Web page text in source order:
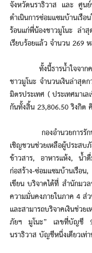
จังหวัดนราธิวาส และ ศูน
ดำเนินการซ่อมแซมบ้านเรื
ร้อนแก่พี่น้องชาวมูโนะ ล่
เรียบร้อยแล้ว จำนวน 269
ทั้งนี้ธารน้ำใจจากคนไ
ชาวมูโนะ จำนวนเงินล่าสุ
มิตรประเทศ ( ประเทศมาเ
กันทั้งสิ้น 23,806.50 ริงกิต
กองอำนวยการรักษา
เชิญชวนช่วยเหลือผู้ประส
ข้าวสาร, อาหารแห้ง, น้ำ
ก่อสร้าง-ซ่อมแซมบ้านเรือน
เขียน บริจาคได้ที่ สำนักมว
ความมั่นคงภายในภาค 4 ส่
และสามารถบริจาคเงินช่ว
ภัยฯ มูโนะ” เลขที่บัญชี
นราธิวาส บัญชีหนึ่งเดียวเท่